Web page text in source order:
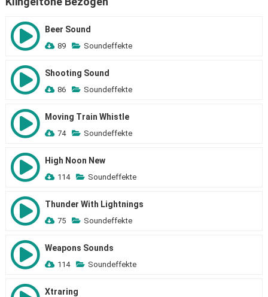
Beer Sound
89 Soundeffekte
Shooting Sound
86 Soundeffekte
Moving Train Whistle
74 Soundeffekte
High Noon New
114 Soundeffekte
Thunder With Lightnings
75 Soundeffekte
Weapons Sounds
114 Soundeffekte
Xtraring